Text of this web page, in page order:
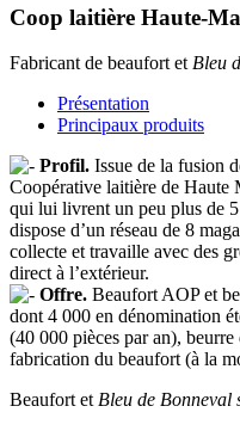
Coop laitière Haute-
Fabricant de beaufort etBleu
Présentation
Principaux produits
Profil. Issue de la fusion
Coopérative laitière de Haute
qui lui livrent un peu plus de
dispose d’un réseau de 8
collecte et travaille avec des
direct à l’extérieur.
Offre. Beaufort AOP et
dont 4 000 en dénomination
(40 000 pièces par an),
fabrication du beaufort (à la
Beaufort etBleu de Bonneval